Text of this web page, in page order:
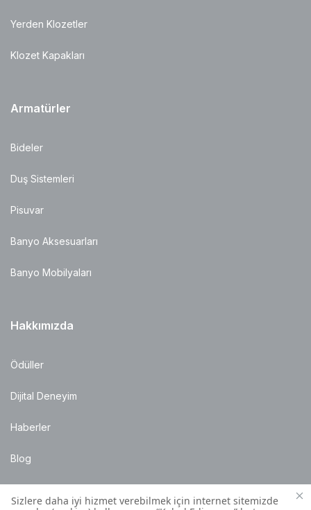
Yerden Klozetler
Klozet Kapakları
Armatürler
Bideler
Duş Sistemleri
Pisuvar
Banyo Aksesuarları
Banyo Mobilyaları
Hakkımızda
Ödüller
Dijital Deneyim
Haberler
Blog